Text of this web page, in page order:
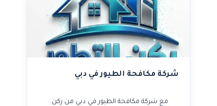
شركة مكافحة الطيور في دبي
مع شركة مكافحة الطيور في دبي من ركن